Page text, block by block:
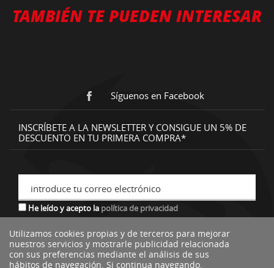
TAMBIÉN TE PUEDEN INTERESAR
Síguenos en Facebook
INSCRÍBETE A LA NEWSLETTER Y CONSIGUE UN 5% DE
DESCUENTO EN TU PRIMERA COMPRA*
introduce tu correo electrónico
He leído y acepto la política de privacidad
*descuento no acumulable a otras ofertas o promociones.
Utilizamos cookies propias y de terceros para mejorar
nuestros servicios y mostrarle publicidad relacionada
con sus preferencias mediante el análisis de sus
hábitos de navegación. Si continua navegando,